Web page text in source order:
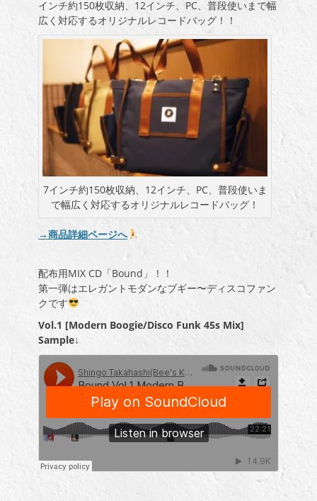
インチ約150枚収納、12インチ、PC、普段使いまで幅
広く対応するオリジナルレコードバッグ！！
7インチ約150枚収納、12インチ、PC、普段使いま
で幅広く対応するオリジナルレコードバッグ！
→商品詳細ページへ
配布用MIX CD「Bound」！！
第一弾はエレガントモダンなブギー〜ディスコファン
クです
Vol.1 [Modern Boogie/Disco Funk 45s Mix]
Sample↓